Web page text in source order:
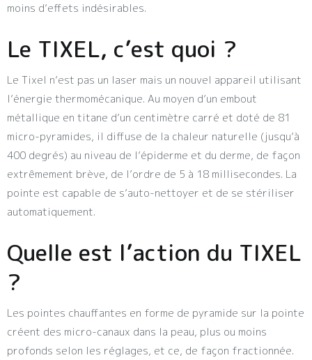
moins d’effets indésirables.
Le TIXEL, c’est quoi ?
Le Tixel n’est pas un laser mais un nouvel appareil utilisant
l’énergie thermomécanique. Au moyen d’un embout
métallique en titane d’un centimètre carré et doté de 81
micro-pyramides, il diffuse de la chaleur naturelle (jusqu’à
400 degrés) au niveau de l’épiderme et du derme, de façon
extrêmement brève, de l’ordre de 5 à 18 millisecondes. La
pointe est capable de s’auto-nettoyer et de se stériliser
automatiquement.
Quelle est l’action du TIXEL
?
Les pointes chauffantes en forme de pyramide sur la pointe
créent des micro-canaux dans la peau, plus ou moins
profonds selon les réglages, et ce, de façon fractionnée.